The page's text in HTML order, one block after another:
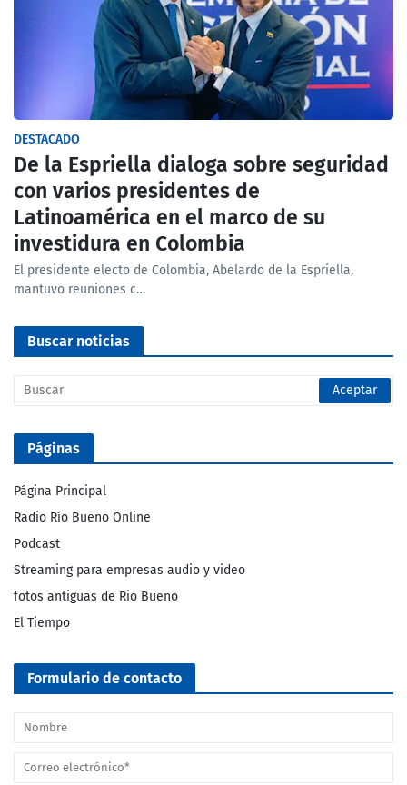
DESTACADO
De la Espriella dialoga sobre seguridad
con varios presidentes de
Latinoamérica en el marco de su
investidura en Colombia
El presidente electo de Colombia, Abelardo de la Espriella,
mantuvo reuniones c…
Buscar noticias
Páginas
Página Principal
Radio Río Bueno Online
Podcast
Streaming para empresas audio y video
fotos antiguas de Rio Bueno
El Tiempo
Formulario de contacto